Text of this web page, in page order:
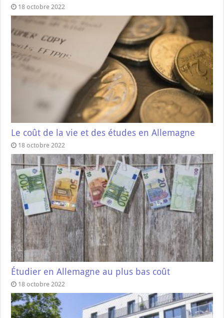
18 octobre 2022
Le coût de la vie et des études en Allemagne
18 octobre 2022
Étudier en Allemagne au plus bas coût
18 octobre 2022